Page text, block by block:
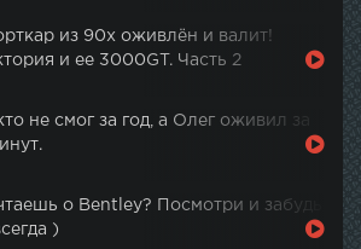
из 90х оживлён и валит!
и ее 3000GT. Часть 2
не смог за год, а Олег оживил за
о Bentley? Посмотри и забудь
)